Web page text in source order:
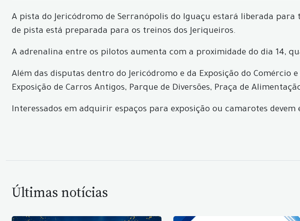
A pista do Jericódromo de Serranópolis do Iguaçu estará liberada
de pista está preparada para os treinos dos Jeriqueiros.
A adrenalina entre os pilotos aumenta com a proximidade do dia 14,
Além das disputas dentro do Jericódromo e da Exposição do Comércio
Exposição de Carros Antigos, Parque de Diversões, Praça de
Interessados em adquirir espaços para exposição ou camarotes
Últimas notícias